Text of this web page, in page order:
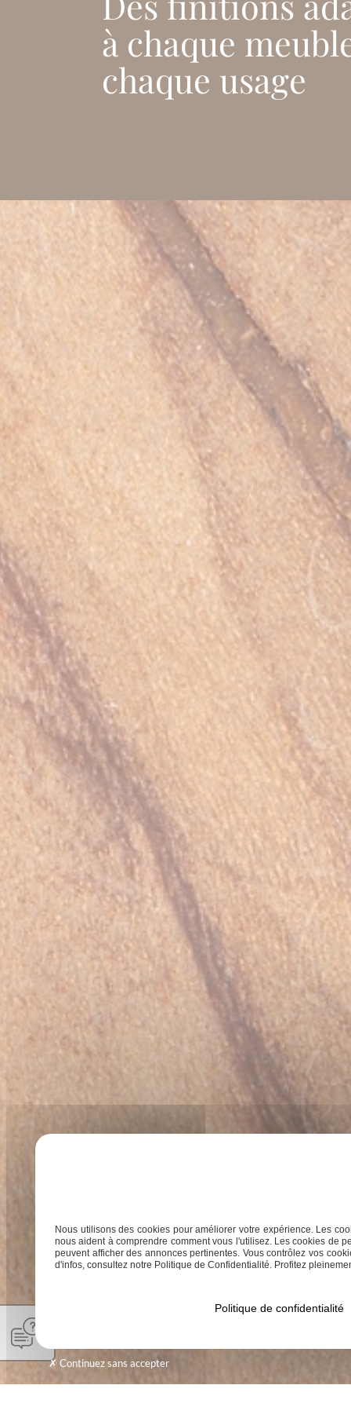
à chaque
chaque usage
Nous utilisons des cookies pour améliorer votre expérience. Les
nous aident à comprendre comment vous l'utilisez. Les cookies de
peuvent afficher des annonces pertinentes. Vous contrôlez vos
d'infos, consultez notre Politique de Confidentialité. Profitez
Politique de confidentialité
Continuez sans accepter